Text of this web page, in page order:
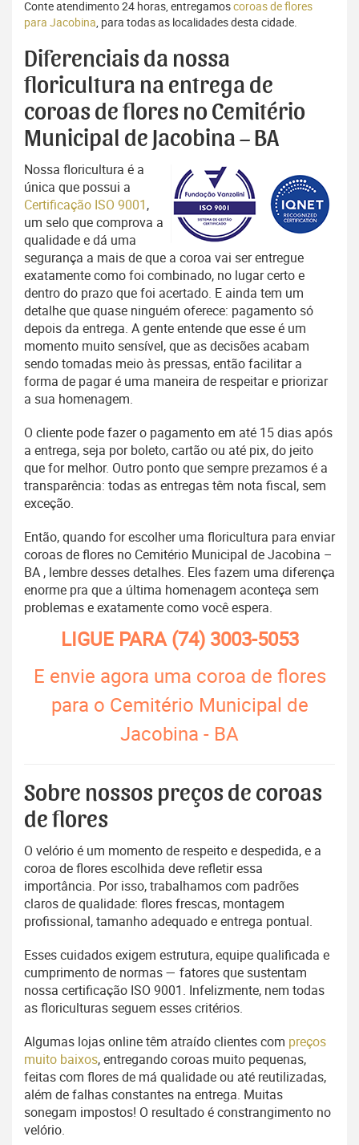
Conte atendimento 24 horas, entregamoscoroas de flores
para Jacobina, para todas as localidades desta cidade.
Diferenciais da nossa
floricultura na entrega de
coroas de flores no Cemitério
Municipal de Jacobina – BA
Nossa floricultura é a
única que possui a
Certificação ISO 9001,
um selo que comprova a
qualidade e dá uma
segurança a mais de que a coroa vai ser entregue
exatamente como foi combinado, no lugar certo e
dentro do prazo que foi acertado. E ainda tem um
detalhe que quase ninguém oferece: pagamento só
depois da entrega. A gente entende que esse é um
momento muito sensível, que as decisões acabam
sendo tomadas meio às pressas, então facilitar a
forma de pagar é uma maneira de respeitar e priorizar
a sua homenagem.
O cliente pode fazer o pagamento em até 15 dias após
a entrega, seja por boleto, cartão ou até pix, do jeito
que for melhor. Outro ponto que sempre prezamos é a
transparência: todas as entregas têm nota fiscal, sem
exceção.
Então, quando for escolher uma floricultura para enviar
coroas de flores no Cemitério Municipal de Jacobina –
BA , lembre desses detalhes. Eles fazem uma diferença
enorme pra que a última homenagem aconteça sem
problemas e exatamente como você espera.
LIGUE PARA(74) 3003-5053
E envie agora uma coroa de flores
para o Cemitério Municipal de
Jacobina - BA
Sobre nossos preços de coroas
de flores
O velório é um momento de respeito e despedida, e a
coroa de flores escolhida deve refletir essa
importância. Por isso, trabalhamos com padrões
claros de qualidade: flores frescas, montagem
profissional, tamanho adequado e entrega pontual.
Esses cuidados exigem estrutura, equipe qualificada e
cumprimento de normas — fatores que sustentam
nossa certificação ISO 9001. Infelizmente, nem todas
as floriculturas seguem esses critérios.
Algumas lojas online têm atraído clientes com preços
muito baixos, entregando coroas muito pequenas,
feitas com flores de má qualidade ou até reutilizadas,
além de falhas constantes na entrega. Muitas
sonegam impostos! O resultado é constrangimento no
velório.